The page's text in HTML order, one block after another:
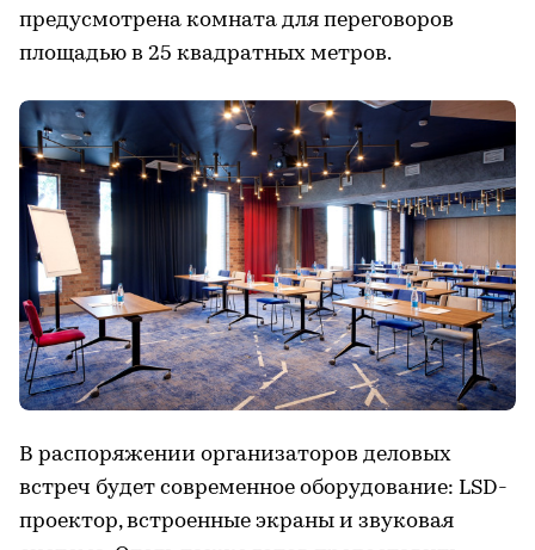
предусмотрена комната для переговоров
площадью в 25 квадратных метров.
В распоряжении организаторов деловых
встреч будет современное оборудование: LSD-
проектор, встроенные экраны и звуковая